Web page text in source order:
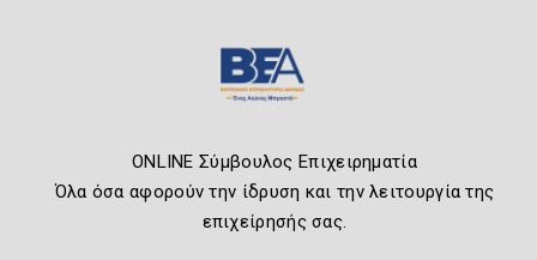
ONLINE Σύμβουλος Επιχειρηματία
Όλα όσα αφορούν την ίδρυση και την λειτουργία της
επιχείρησής σας.